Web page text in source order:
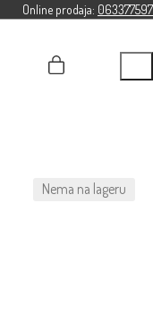
Online prodaja: 063377597
Nema na lageru